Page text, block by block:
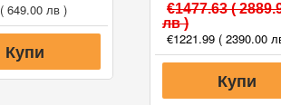
( 649.00 лв )
Купи
€1477.63(
лв )
€1221.99 ( 2390.00
Купи